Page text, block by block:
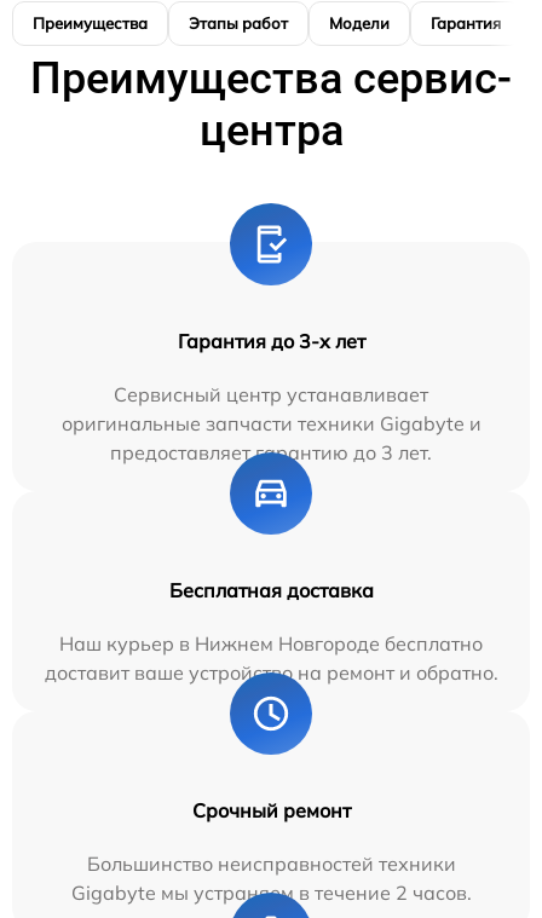
Преимущества Этапы работ Модели Гарантия
Преимущества сервис-
центра
Гарантия до 3-х лет
Сервисный центр устанавливает
оригинальные запчасти техники Gigabyte и
предоставляет гарантию до 3 лет.
Бесплатная доставка
Наш курьер в Нижнем Новгороде бесплатно
доставит ваше устройство на ремонт и обратно.
Срочный ремонт
Большинство неисправностей техники
Gigabyte мы устраняем в течение 2 часов.